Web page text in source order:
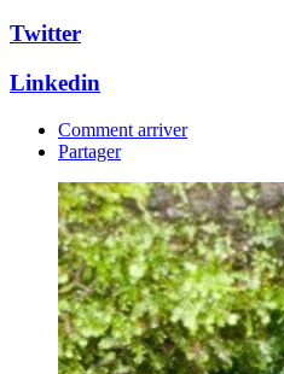
Twitter
Linkedin
Comment arriver
Partager